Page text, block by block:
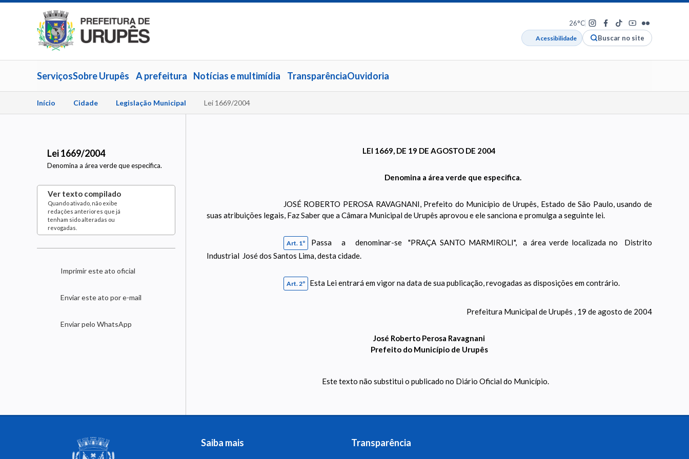
26°C
Acessibilidade Buscar no site
ServiçosSobre Urupês A prefeitura Notícias e multimídia TransparênciaOuvidoria
Início Cidade Legislação Municipal Lei 1669/2004
Lei 1669/2004
Denomina a área verde que especifica.
Ver texto compilado
Quando ativado, não exibe
redações anteriores que já
tenham sido alteradas ou
revogadas.
Imprimir este ato oficial
Enviar este ato por e-mail
Enviar pelo WhatsApp
LEI 1669, DE 19 DE AGOSTO DE 2004
Denomina a área verde que especifica.
JOSÉ ROBERTO PEROSA RAVAGNANI, Prefeito do Município de Urupês, Estado de São Paulo, usando de
suas atribuições legais, Faz Saber que a Câmara Municipal de Urupês aprovou e ele sanciona e promulga a seguinte lei.
Art. 1º
Passa a denominar-se "PRAÇA SANTO MARMIROLI", a área verde localizada no Distrito
Industrial José dos Santos Lima, desta cidade.
Art. 2º Esta Lei entrará em vigor na data de sua publicação, revogadas as disposições em contrário.
Prefeitura Municipal de Urupês , 19 de agosto de 2004
José Roberto Perosa Ravagnani
Prefeito do Município de Urupês
Este texto não substitui o publicado no Diário Oficial do Município.
Saiba mais Transparência